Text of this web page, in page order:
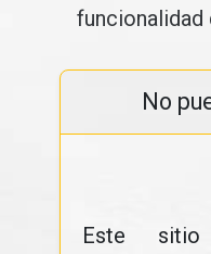
No
Este